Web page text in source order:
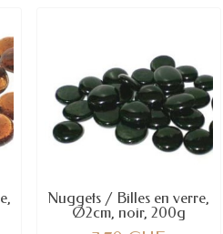
Nuggets / Billes en verre,
Ø2cm, noir, 200g